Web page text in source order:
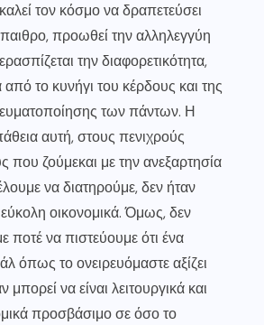
τον κόσμο να δραπετεύσει
προωθεί την αλληλεγγύη
την διαφορετικότητα,
από το κυνήγι του κέρδους και της
των πάντων. Η
αυτή, στους πενιχρούς
που ζούμεκαι με την ανεξαρτησία
να διατηρούμε, δεν ήταν
οικονομικά. Όμως, δεν
ποτέ να πιστεύουμε ότι ένα
όπως το ονειρευόμαστε αξίζει
μπορεί να είναι λειτουργικά και
προσβάσιμο σε όσο το